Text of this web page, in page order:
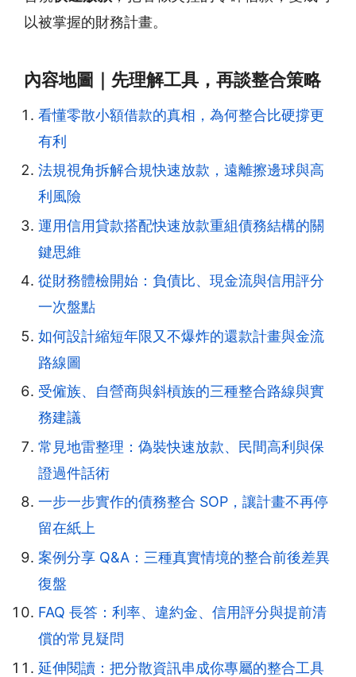
以被掌握的財務計畫。
內容地圖｜先理解工具，再談整合策略
看懂零散小額借款的真相，為何整合比硬撐更
有利
法規視角拆解合規快速放款，遠離擦邊球與高
利風險
運用信用貸款搭配快速放款重組債務結構的關
鍵思維
從財務體檢開始：負債比、現金流與信用評分
一次盤點
如何設計縮短年限又不爆炸的還款計畫與金流
路線圖
受僱族、自營商與斜槓族的三種整合路線與實
務建議
常見地雷整理：偽裝快速放款、民間高利與保
證過件話術
一步一步實作的債務整合 SOP，讓計畫不再停
留在紙上
案例分享 Q&A：三種真實情境的整合前後差異
復盤
FAQ 長答：利率、違約金、信用評分與提前清
償的常見疑問
延伸閱讀：把分散資訊串成你專屬的整合工具